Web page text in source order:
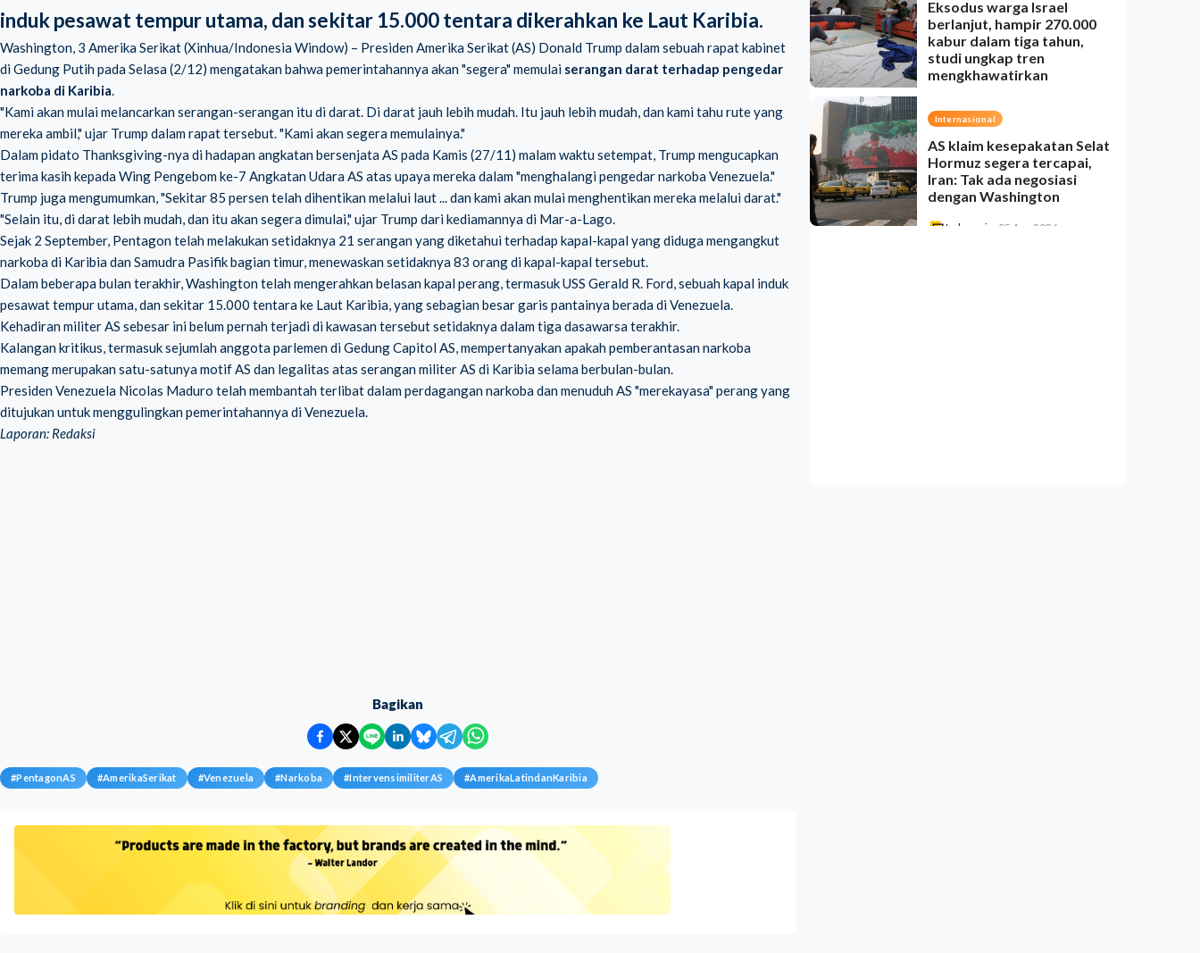
induk pesawat tempur utama, dan sekitar 15.000 tentara dikerahkan ke Laut Karibia.
Washington, 3 Amerika Serikat (Xinhua/Indonesia Window) – Presiden Amerika Serikat (AS) Donald Trump dalam sebuah rapat kabinet
di Gedung Putih pada Selasa (2/12) mengatakan bahwa pemerintahannya akan "segera" memulai serangan darat terhadap pengedar
narkoba di Karibia.
"Kami akan mulai melancarkan serangan-serangan itu di darat. Di darat jauh lebih mudah. Itu jauh lebih mudah, dan kami tahu rute yang
mereka ambil," ujar Trump dalam rapat tersebut. "Kami akan segera memulainya."
Dalam pidato Thanksgiving-nya di hadapan angkatan bersenjata AS pada Kamis (27/11) malam waktu setempat, Trump mengucapkan
terima kasih kepada Wing Pengebom ke-7 Angkatan Udara AS atas upaya mereka dalam "menghalangi pengedar narkoba Venezuela."
Trump juga mengumumkan, "Sekitar 85 persen telah dihentikan melalui laut ... dan kami akan mulai menghentikan mereka melalui darat."
"Selain itu, di darat lebih mudah, dan itu akan segera dimulai," ujar Trump dari kediamannya di Mar-a-Lago.
Sejak 2 September, Pentagon telah melakukan setidaknya 21 serangan yang diketahui terhadap kapal-kapal yang diduga mengangkut
narkoba di Karibia dan Samudra Pasifik bagian timur, menewaskan setidaknya 83 orang di kapal-kapal tersebut.
Dalam beberapa bulan terakhir, Washington telah mengerahkan belasan kapal perang, termasukUSS Gerald R. Ford, sebuah kapal induk
pesawat tempur utama, dan sekitar 15.000 tentara ke Laut Karibia, yang sebagian besar garis pantainya berada di Venezuela.
Kehadiran militer AS sebesar ini belum pernah terjadi di kawasan tersebut setidaknya dalam tiga dasawarsa terakhir.
Kalangan kritikus, termasuk sejumlah anggota parlemen di Gedung Capitol AS, mempertanyakan apakah pemberantasan narkoba
memang merupakan satu-satunya motif AS dan legalitas atas serangan militer AS di Karibia selama berbulan-bulan.
Presiden Venezuela Nicolas Maduro telah membantah terlibat dalam perdagangan narkoba dan menuduh AS "merekayasa" perang yang
ditujukan untuk menggulingkan pemerintahannya di Venezuela.
Laporan: Redaksi
Bagikan
#PentagonAS #AmerikaSerikat #Venezuela #Narkoba #IntervensimiliterAS #AmerikaLatindanKaribia
Eksodus warga Israel
berlanjut, hampir 270.000
kabur dalam tiga tahun,
studi ungkap tren
mengkhawatirkan
Internasional
AS klaim kesepakatan Selat
Hormuz segera tercapai,
Iran: Tak ada negosiasi
dengan Washington
Indonesia 05 Aug 2026